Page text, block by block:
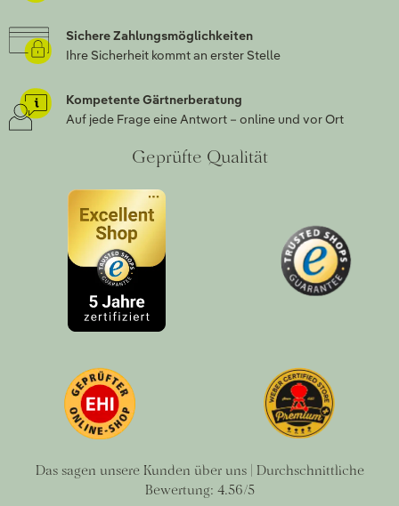
Sichere Zahlungsmöglichkeiten
Ihre Sicherheit kommt an erster Stelle
Kompetente Gärtnerberatung
Auf jede Frage eine Antwort – online und vor Ort
Geprüfte Qualität
Das sagen unsere Kunden über uns | Durchschnittliche
Bewertung: 4.56/5